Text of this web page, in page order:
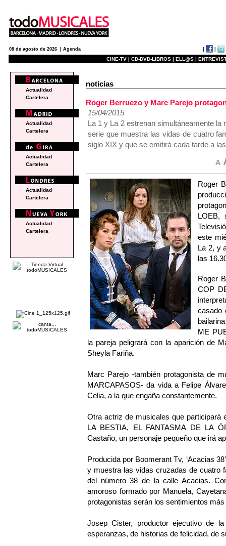
08 de agosto de 2026 | Agenda
CINE-TV | CD-DVD-LIBROS | ELL@S |
noticias
Roger Berruezo y Marc Parejo
15/04/2015
La 1 y La 2 estrenan simultáneamente la
serie que muestra las vidas de cuatro
siglo XIX y que se emitirá cada tarde a
Roger
LOEB,
este
La 2, y
las
Roger
COP
casado
ME
la pareja peligrará con la aparición de
Sheyla Fariña.
Marc Parejo -también protagonista de
MARCAPASOS- da vida a Felipe
Celia, a la que engaña constantemente.
Otra actriz de musicales que participará
LA BESTIA, EL FANTASMA DE LA
Castaño, un personaje pequeño que irá
Producida por Boomerant Tv, ‘Acacias
y muestra las vidas cruzadas de cuatro
del número 38 de la calle Acacias.
amoroso formado por Manuela,
protagonistas serán los sentimientos
Josep Cister, productor ejecutivo de
esperanzas, de historias de felicidad, de
Actualidad
Cartelera
Actualidad
Cartelera
Actualidad
Cartelera
Actualidad
Cartelera
Actualidad
Cartelera